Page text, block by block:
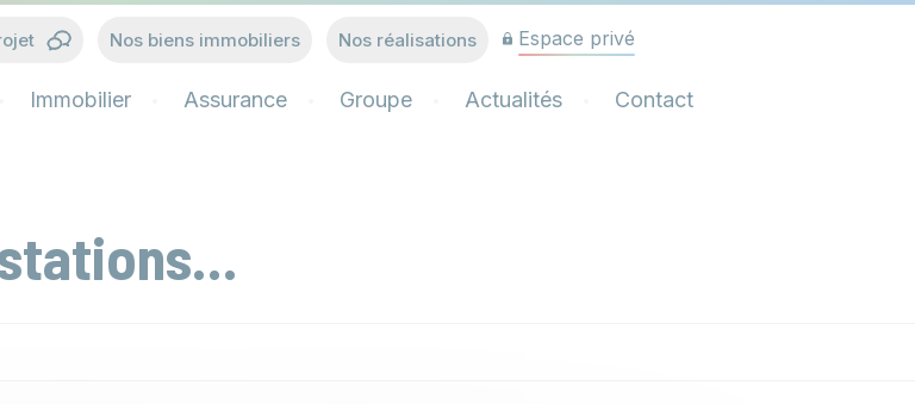
Nos biens immobiliers Nos réalisations Espace privé
Immobilier Assurance Groupe Actualités Contact